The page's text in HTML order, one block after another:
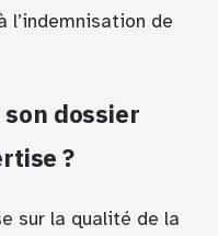
l’indemnisation de
dossier
?
sur la qualité de la